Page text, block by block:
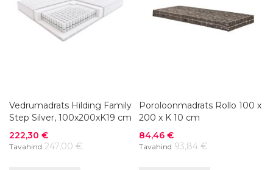
Vedrumadrats Hilding Family
Step Silver, 100x200xK19 cm
Soodushind
222,30 €
Tavahind 247,00 €
Poroloonmadrats Rollo 100 x
200 x K 10 cm
Soodushind
84,46 €
Tavahind 93,84 €